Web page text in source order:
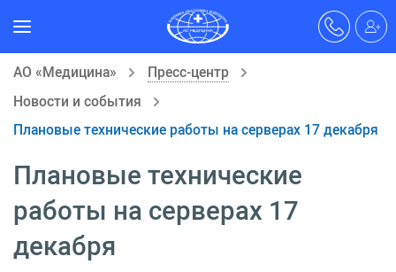
АО «Медицина»
Пресс-центр
Новости и события
Плановые технические работы на серверах 17 декабря
Плановые технические
работы на серверах 17
декабря